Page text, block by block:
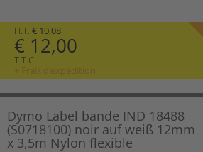
H.T. € 10,08
€ 12,00
T.T.C
+ Frais d’expédition
Dymo Label bande IND 18488
(S0718100) noir auf weiß 12mm
x 3,5m Nylon flexible